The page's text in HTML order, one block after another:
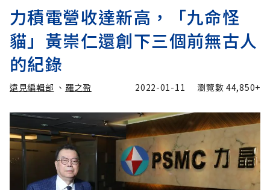
力積電營收達新高，「九命怪
貓」黃崇仁還創下三個前無古人
的紀錄
遠見編輯部 、 羅之盈 2022-01-11 瀏覽數44,850+